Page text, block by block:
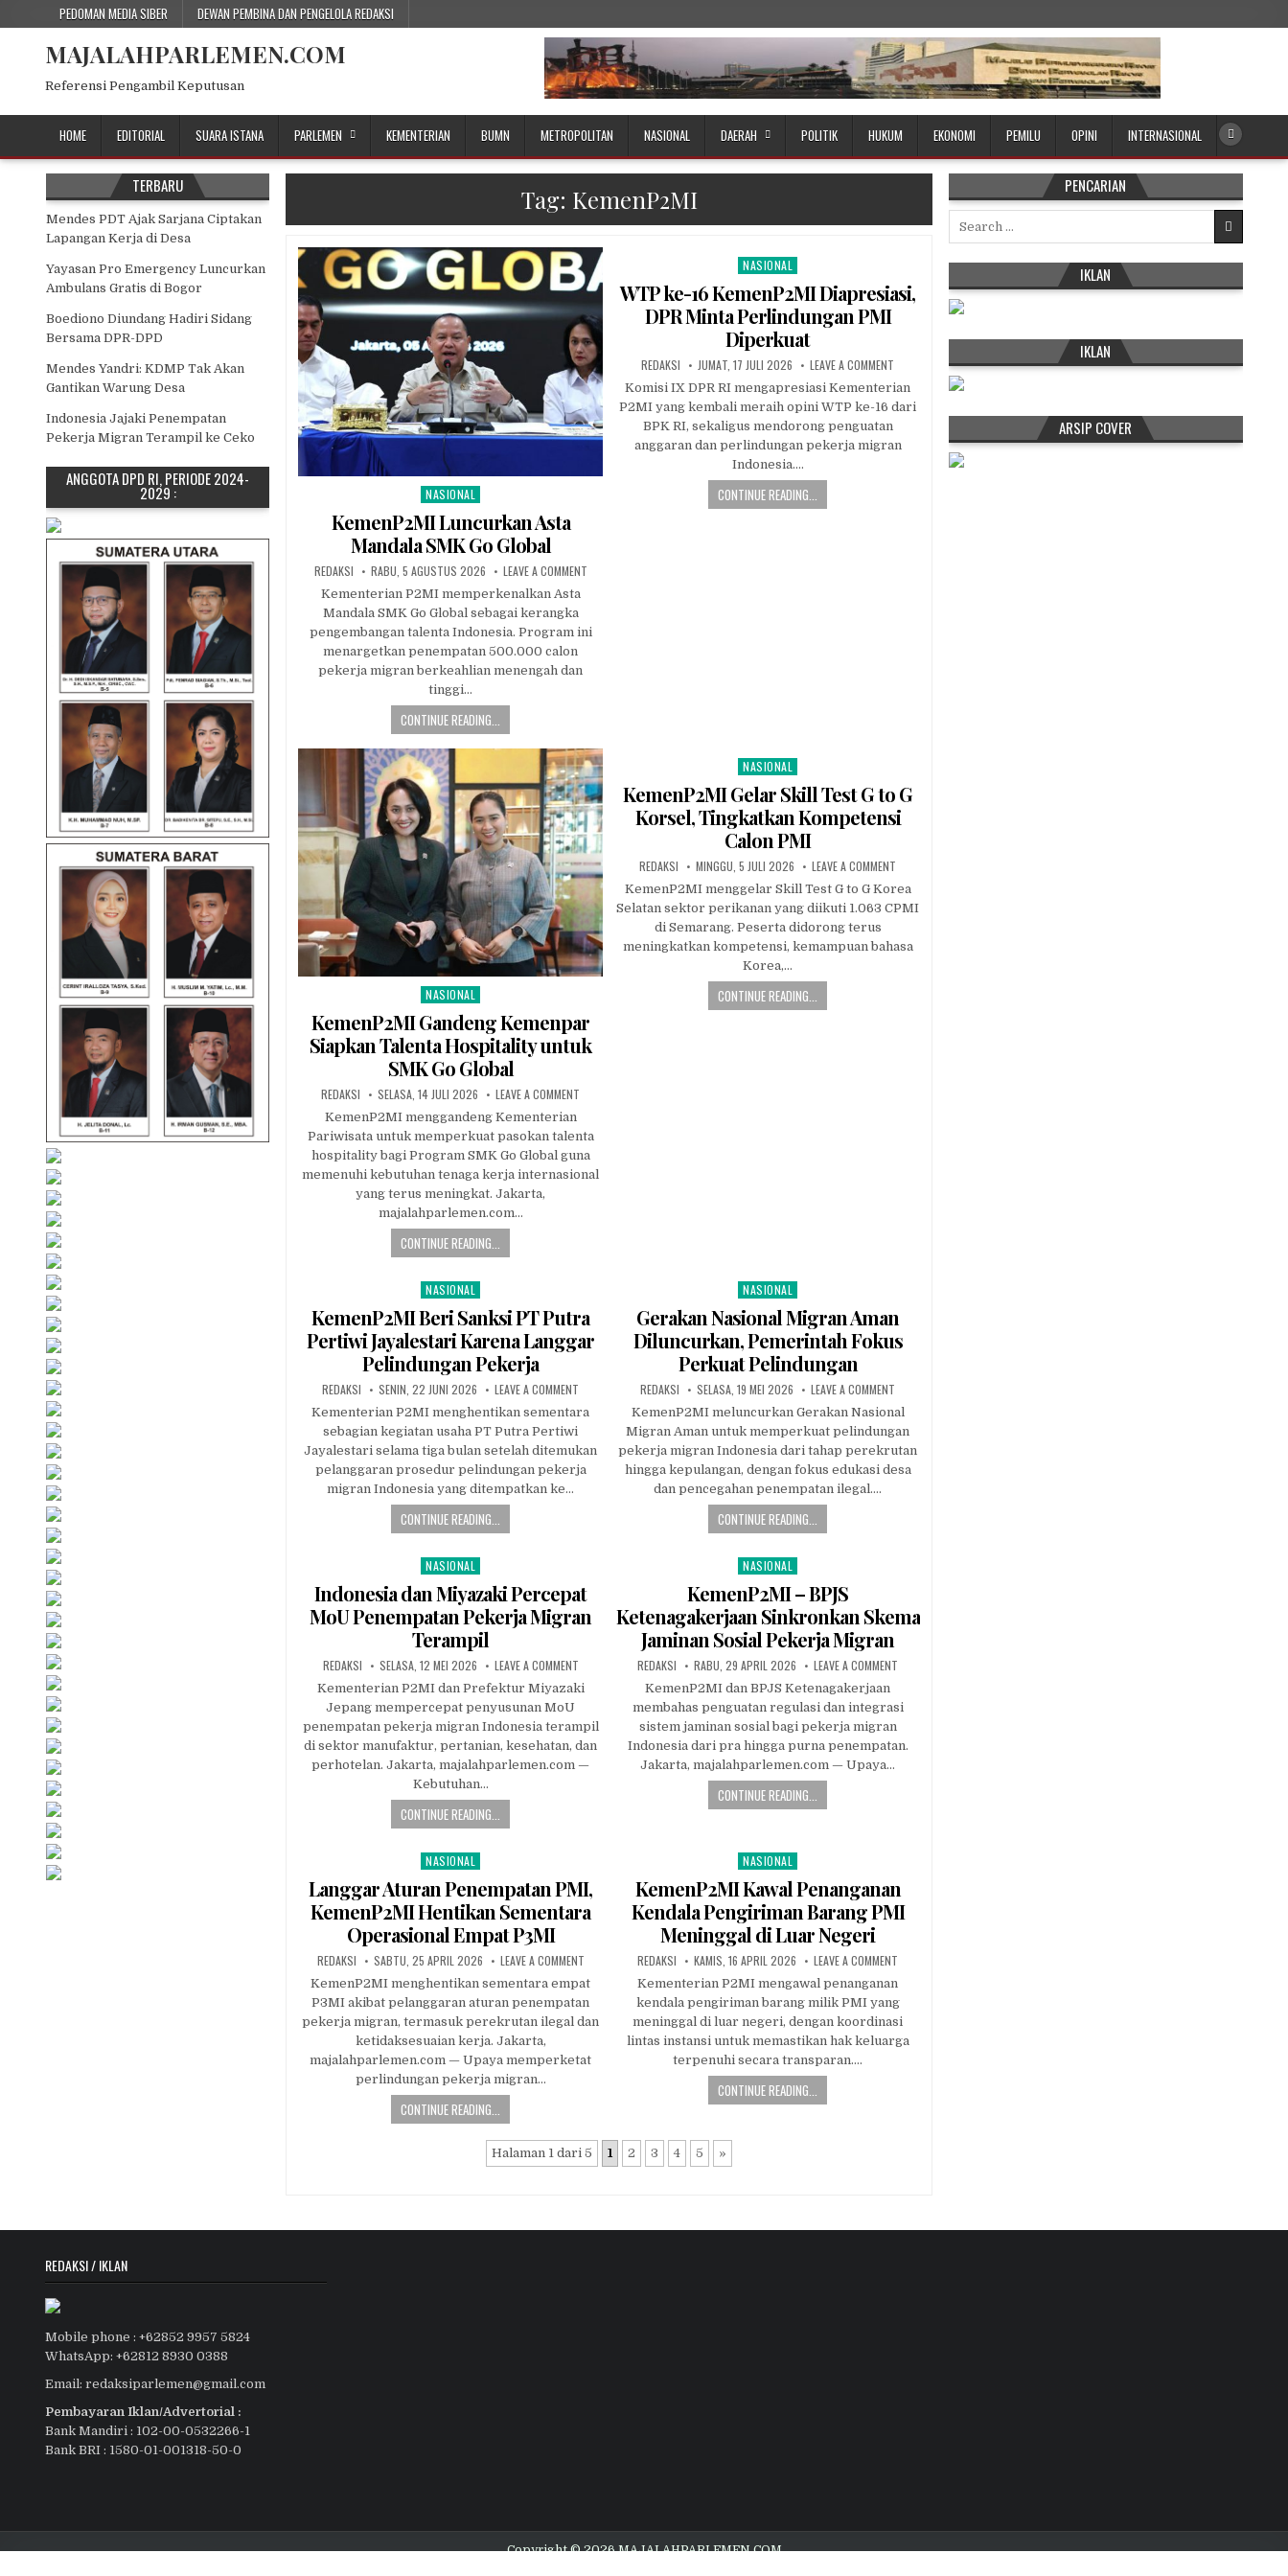
to
PEDOMAN MEDIA SIBER DEWAN PEMBINA DAN PENGELOLA REDAKSI
MAJALAHPARLEMEN.COM
Referensi Pengambil Keputusan
HOME EDITORIAL SUARA ISTANA PARLEMEN KEMENTERIAN BUMN METROPOLITAN NASIONAL DAERAH POLITIK HUKUM EKONOMI PEMILU OPINI INTERNASIONAL
Tag: KemenP2MI
Posted
in
NASIONAL
KemenP2MI Luncurkan Asta
Mandala SMK Go Global
AUTHOR:
REDAKSI PUBLISHED
DATE:
RABU, 5 AGUSTUS 2026 LEAVE A COMMENTON
SMK
GO
Kementerian P2MI memperkenalkan Asta
Mandala SMK Go Global sebagai kerangka
pengembangan talenta Indonesia. Program ini
menargetkan penempatan 500.000 calon
pekerja migran berkeahlian menengah dan
tinggi…
CONTINUE READING...
Posted
NASIONAL
WTP ke-16 KemenP2MI Diapresiasi,
DPR Minta Perlindungan PMI
Diperkuat
AUTHOR:
REDAKSI PUBLISHED
DATE:
JUMAT, 17 JULI 2026 LEAVE A COMMENT
KE-
16
KEMENP2MI
DIAPRESIASI,
MINTA
PERLINDUNGAN
Komisi IX DPR RI mengapresiasi Kementerian
P2MI yang kembali meraih opini WTP ke-16 dari
BPK RI, sekaligus mendorong penguatan
anggaran dan perlindungan pekerja migran
Indonesia….
CONTINUE READING...
Posted
in
NASIONAL
KemenP2MI Gandeng Kemenpar
Siapkan Talenta Hospitality untuk
SMK Go Global
AUTHOR:
REDAKSI PUBLISHED
DATE:
SELASA, 14 JULI 2026 LEAVE A COMMENT
SIAPKAN
TALENTA
HOSPITALITY
UNTUK
KemenP2MI menggandeng Kementerian
Pariwisata untuk memperkuat pasokan talenta
hospitality bagi Program SMK Go Global guna
memenuhi kebutuhan tenaga kerja internasional
yang terus meningkat. Jakarta,
majalahparlemen.com…
CONTINUE READING...
Posted
in
NASIONAL
KemenP2MI Gelar Skill Test G to G
Korsel, Tingkatkan Kompetensi
Calon PMI
AUTHOR:
REDAKSI PUBLISHED
DATE:
MINGGU, 5 JULI 2026 LEAVE A COMMENT
GELAR
TEST
G
KemenP2MI menggelar Skill Test G to G Korea
Selatan sektor perikanan yang diikuti 1.063 CPMI
di Semarang. Peserta didorong terus
meningkatkan kompetensi, kemampuan bahasa
Korea,…
CONTINUE READING...
Posted
in
NASIONAL
KemenP2MI Beri Sanksi PT Putra
Pertiwi Jayalestari Karena Langgar
Pelindungan Pekerja
AUTHOR:
REDAKSI PUBLISHED
DATE:
SENIN, 22 JUNI 2026 LEAVE A COMMENT
BERI
PUTRA
PERTIWI
JAYALESTARI
KARENA
Kementerian P2MI menghentikan sementara
sebagian kegiatan usaha PT Putra Pertiwi
Jayalestari selama tiga bulan setelah ditemukan
pelanggaran prosedur pelindungan pekerja
migran Indonesia yang ditempatkan ke…
CONTINUE READING...
Posted
in
NASIONAL
Gerakan Nasional Migran Aman
Diluncurkan, Pemerintah Fokus
Perkuat Pelindungan
AUTHOR:
REDAKSI PUBLISHED
DATE:
SELASA, 19 MEI 2026 LEAVE A COMMENT
NASIONAL
AMAN
DILUNCURKAN,
PEMERINTAH
FOKUS
KemenP2MI meluncurkan Gerakan Nasional
Migran Aman untuk memperkuat pelindungan
pekerja migran Indonesia dari tahap perekrutan
hingga kepulangan, dengan fokus edukasi desa
dan pencegahan penempatan ilegal….
CONTINUE READING...
Posted
NASIONAL
Indonesia dan Miyazaki Percepat
MoU Penempatan Pekerja Migran
Terampil
AUTHOR:
REDAKSI PUBLISHED
DATE:
SELASA, 12 MEI 2026 LEAVE A COMMENTON
DAN
MOU
PENEMPATAN
PEKERJA
TERAMPIL
Kementerian P2MI dan Prefektur Miyazaki
Jepang mempercepat penyusunan MoU
penempatan pekerja migran Indonesia terampil
di sektor manufaktur, pertanian, kesehatan, dan
perhotelan. Jakarta, majalahparlemen.com —
Kebutuhan…
CONTINUE READING...
Posted
in
NASIONAL
KemenP2MI – BPJS
Ketenagakerjaan Sinkronkan Skema
Jaminan Sosial Pekerja Migran
AUTHOR:
REDAKSI PUBLISHED
DATE:
RABU, 29 APRIL 2026 LEAVE A COMMENT
BPJS
KETENAGAKERJAAN
JAMINAN
KemenP2MI dan BPJS Ketenagakerjaan
membahas penguatan regulasi dan integrasi
sistem jaminan sosial bagi pekerja migran
Indonesia dari pra hingga purna penempatan.
Jakarta, majalahparlemen.com — Upaya…
CONTINUE READING...
Posted
NASIONAL
Langgar Aturan Penempatan PMI,
KemenP2MI Hentikan Sementara
Operasional Empat P3MI
AUTHOR:
REDAKSI PUBLISHED
DATE:
SABTU, 25 APRIL 2026 LEAVE A COMMENTON
ATURAN
PENEMPATAN
PMI,
KEMENP2MI
HENTIKAN
SEMENTARA
EMPAT
KemenP2MI menghentikan sementara empat
P3MI akibat pelanggaran aturan penempatan
pekerja migran, termasuk perekrutan ilegal dan
ketidaksesuaian kerja. Jakarta,
majalahparlemen.com — Upaya memperketat
perlindungan pekerja migran…
CONTINUE READING...
Posted
in
NASIONAL
KemenP2MI Kawal Penanganan
Kendala Pengiriman Barang PMI
Meninggal di Luar Negeri
AUTHOR:
REDAKSI PUBLISHED
DATE:
KAMIS, 16 APRIL 2026 LEAVE A COMMENT
KENDALA
PENGIRIMAN
BARANG
PMI
MENINGGAL
Kementerian P2MI mengawal penanganan
kendala pengiriman barang milik PMI yang
meninggal di luar negeri, dengan koordinasi
lintas instansi untuk memastikan hak keluarga
terpenuhi secara transparan….
CONTINUE READING...
Halaman 1 dari 5 1 2 3 4 5 »
TERBARU
Mendes PDT Ajak Sarjana Ciptakan
Lapangan Kerja di Desa
Yayasan Pro Emergency Luncurkan
Ambulans Gratis di Bogor
Boediono Diundang Hadiri Sidang
Bersama DPR-DPD
Mendes Yandri: KDMP Tak Akan
Gantikan Warung Desa
Indonesia Jajaki Penempatan
Pekerja Migran Terampil ke Ceko
ANGGOTA DPD RI, PERIODE 2024-
2029 :
PENCARIAN
IKLAN
IKLAN
ARSIP COVER
REDAKSI / IKLAN
Mobile phone : +62852 9957 5824
WhatsApp: +62812 8930 0388
Email: redaksiparlemen@gmail.com
Pembayaran Iklan/Advertorial :
Bank Mandiri : 102-00-0532266-1
Bank BRI : 1580-01-001318-50-0
Copyright © 2026 MAJALAHPARLEMEN.COM